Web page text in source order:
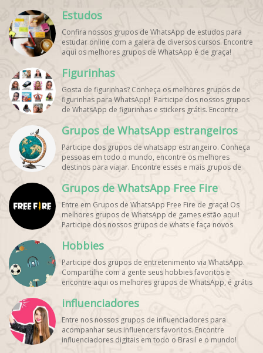
Estudos
Confira nossos grupos de WhatsApp de estudos para
estudar online com a galera de diversos cursos. Encontre
aqui os melhores grupos de WhatsApp é de graça!
Figurinhas
Gosta de figurinhas? Conheça os melhores grupos de
figurinhas para WhatsApp! Participe dos nossos grupos
de WhatsApp de figurinhas e stickers grátis. Encontre
perfil!
Grupos de WhatsApp estrangeiros
Participe dos grupos de whatsapp estrangeiro. Conheça
pessoas em todo o mundo, encontre os melhores
destinos para viajar. Encontre esses e mais grupos de
Grupos de WhatsApp Free Fire
Entre em Grupos de WhatsApp Free Fire de graça! Os
melhores grupos de WhatsApp de games estão aqui!
Participe dos nossos grupos de whats e faça novos
Hobbies
Participe dos grupos de entretenimento via WhatsApp.
Compartilhe com a gente seus hobbies favoritos e
encontre aqui os melhores grupos de WhatsApp, é grátis
influenciadores
Entre nos nossos grupos de influenciadores para
acompanhar seus influencers favoritos. Encontre
influenciadores digitais em todo o Brasil e o mundo!